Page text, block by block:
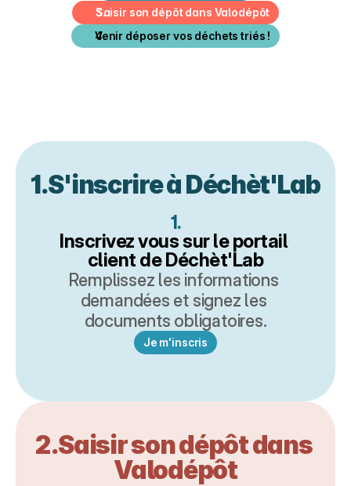
Saisir son dépôt dans Valodépôt
Venir déposer vos déchets triés !
1.S'inscrire à Déchèt'Lab
1.
Inscrivez vous sur le portail
client de Déchèt'Lab
Remplissez les informations
demandées et signez les
documents obligatoires.
Je m'inscris
2.Saisir son dépôt dans
Valodépôt